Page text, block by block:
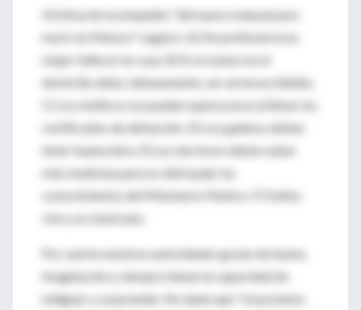
Víctima de la estupidez "del nuevo manual para
morir en México" sugiero: A) De preferencia es
mejor fallecer en casa. B) Si se muere en el
domicilio debe, idóneamente, ser en horas hábiles.
C) Los médicos no pueden equivocarse al llenar los
certificados de defunción. D) Los galenos deben
tener buena letra. E) Los doctores deben saber
más medicina para no defraudar los
conocimientos del Ministerio Público. F) Kafka
vive y es mexicano.
Por suerte nuestras autoridades gozan de buena
imaginación y siempre tienen la capacidad de
indignar y sorprender. No dudo que "mi próximo